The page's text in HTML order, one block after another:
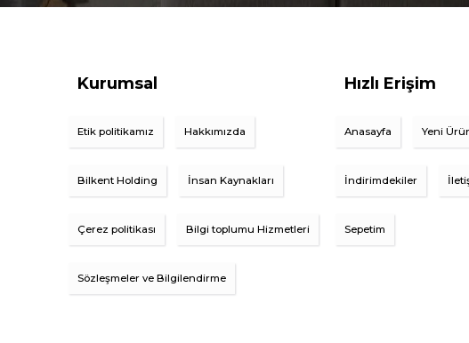
Kurumsal
Etik politikamız Hakkımızda
Bilkent Holding İnsan Kaynakları
Çerez politikası Bilgi toplumu Hizmetleri
Sözleşmeler ve Bilgilendirme
Hızlı Erişim
Anasayfa Yeni
İndirimdekiler
Sepetim